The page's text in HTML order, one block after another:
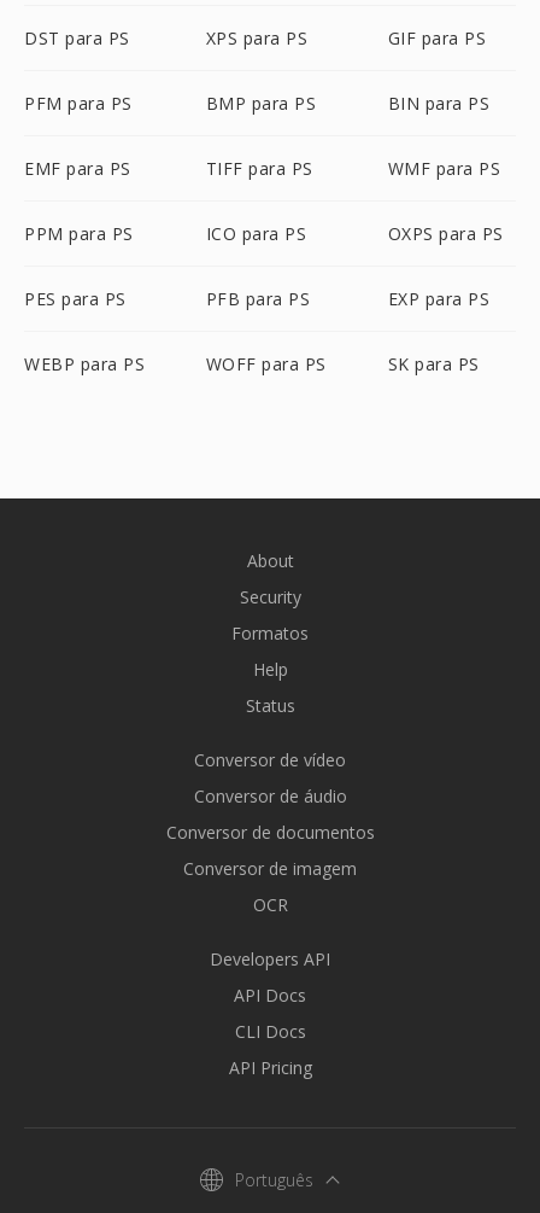
DST para PS XPS para PS GIF para PS
PFM para PS BMP para PS BIN para PS
EMF para PS TIFF para PS WMF para PS
PPM para PS ICO para PS OXPS para PS
PES para PS PFB para PS EXP para PS
WEBP para PS WOFF para PS SK para PS
About
Security
Formatos
Help
Status
Conversor de vídeo
Conversor de áudio
Conversor de documentos
Conversor de imagem
OCR
Developers API
API Docs
CLI Docs
API Pricing
Português